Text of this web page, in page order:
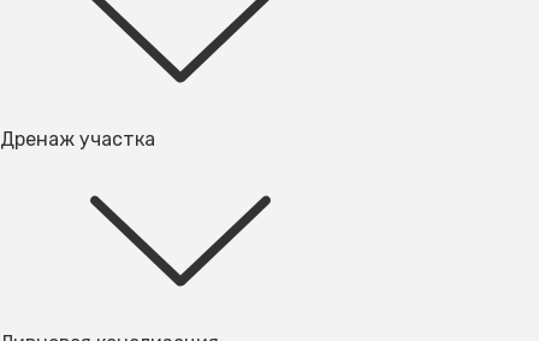
Дренаж участка